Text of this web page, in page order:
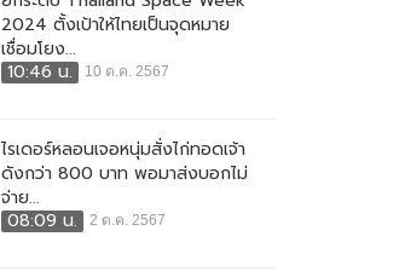
2024 ตั้งเป้าให้ไทยเป็นจุดหมาย
เชื่อมโยง...
10:46 น.
10 ต.ค. 2567
ไรเดอร์หลอนเจอหนุ่มสั่งไก่ทอดเจ้า
ดังกว่า 800 บาท พอมาส่งบอกไม่
จ่าย...
08:09 น.
2 ต.ค. 2567